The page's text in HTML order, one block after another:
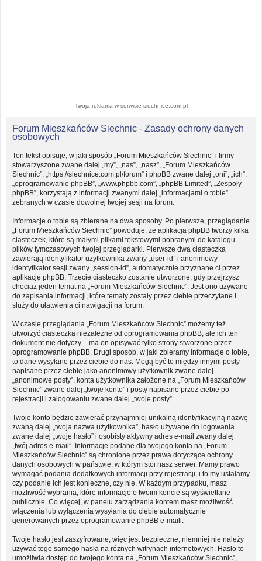
Twoja reklama w serwisie siechnice.com.pl
Forum Mieszkańców Siechnic - Zasady ochrony danych
osobowych
Ten tekst opisuje, w jaki sposób „Forum Mieszkańców Siechnic” i firmy
stowarzyszone zwane dalej „my”, „nas”, „nasz”, „Forum Mieszkańców
Siechnic”, „https://siechnice.com.pl/forum” i phpBB zwane dalej „oni”, „ich”,
„oprogramowanie phpBB”, „www.phpbb.com”, „phpBB Limited”, „Zespoły
phpBB”, korzystają z informacji zwanymi dalej „informacjami o tobie”
zebranych w czasie dowolnej twojej sesji na forum.
Informacje o tobie są zbierane na dwa sposoby. Po pierwsze, przeglądanie
„Forum Mieszkańców Siechnic” powoduje, że aplikacja phpBB tworzy kilka
ciasteczek, które są małymi plikami tekstowymi pobranymi do katalogu
plików tymczasowych twojej przeglądarki. Pierwsze dwa ciasteczka
zawierają identyfikator użytkownika zwany „user-id” i anonimowy
identyfikator sesji zwany „session-id”, automatycznie przyznane ci przez
aplikację phpBB. Trzecie ciasteczko zostanie utworzone, gdy przejrzysz
chociaż jeden temat na „Forum Mieszkańców Siechnic”. Jest ono używane
do zapisania informacji, które tematy zostały przez ciebie przeczytane i
służy do ułatwienia ci nawigacji na forum.
W czasie przeglądania „Forum Mieszkańców Siechnic” możemy też
utworzyć ciasteczka niezależne od oprogramowania phpBB, ale ich ten
dokument nie dotyczy – ma on opisywać tylko strony stworzone przez
oprogramowanie phpBB. Drugi sposób, w jaki zbieramy informacje o tobie,
to dane wysyłane przez ciebie do nas. Mogą być to między innymi posty
napisane przez ciebie jako anonimowy użytkownik zwane dalej
„anonimowe posty”, konta użytkownika założone na „Forum Mieszkańców
Siechnic” zwane dalej „twoje konto” i posty napisane przez ciebie po
rejestracji i zalogowaniu zwane dalej „twoje posty”.
Twoje konto będzie zawierać przynajmniej unikalną identyfikacyjną nazwę
zwaną dalej „twoja nazwa użytkownika”, hasło używane do logowania
zwane dalej „twoje hasło” i osobisty aktywny adres e-mail zwany dalej
„twój adres e-mail”. Informacje podane dla twojego konta na „Forum
Mieszkańców Siechnic” są chronione przez prawa dotyczące ochrony
danych osobowych w państwie, w którym stoi nasz serwer. Mamy prawo
wymagać podania dodatkowych informacji przy rejestracji, i to my ustalamy
czy podanie ich jest konieczne, czy nie. W każdym przypadku, masz
możliwość wybrania, które informacje o twoim koncie są wyświetlane
publicznie. Co więcej, w panelu zarządzania kontem masz możliwość
włączenia lub wyłączenia wysyłania do ciebie automatycznie
generowanych przez oprogramowanie phpBB e-maili.
Twoje hasło jest zaszyfrowane, więc jest bezpieczne, niemniej nie należy
używać tego samego hasła na różnych witrynach internetowych. Hasło to
umożliwia dostęp do twojego konta na „Forum Mieszkańców Siechnic”,